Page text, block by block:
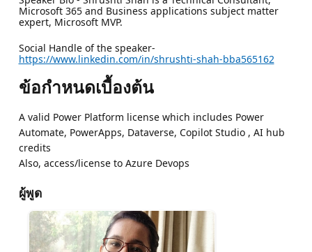
Microsoft 365 and Business applications subject matter
expert, Microsoft MVP.
Social Handle of the speaker-
https://www.linkedin.com/in/shrushti-shah-bba565162
ข้อกำหนดเบื้องต้น
A valid Power Platform license which includes Power
Automate, PowerApps, Dataverse, Copilot Studio , AI hub
credits
Also, access/license to Azure Devops
ผู้พูด